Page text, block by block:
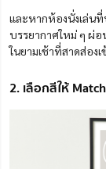
และหากห้องนั่งเล่น
บรรยากาศใหม่ ๆ ผ่
ในยามเช้าที่สาดส่อง
2. เลือกสีให้